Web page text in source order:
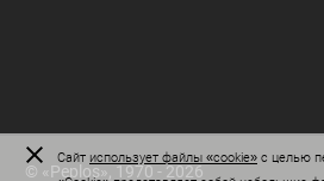
© «Peplos», 1970 - 2026
Сайт использует файлы «cookie» с целью